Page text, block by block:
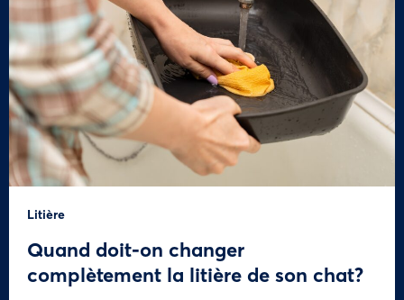
Litière
Quand doit-on changer
complètement la litière de son chat?